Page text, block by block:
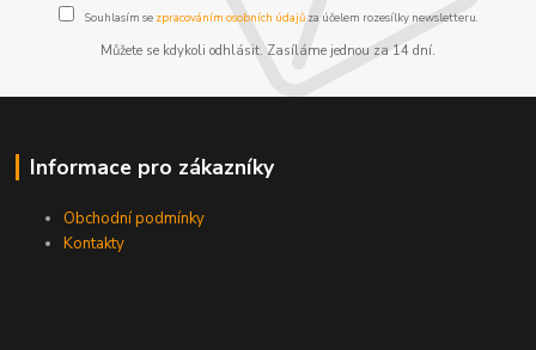
Souhlasím se zpracováním osobních údajůza účelem rozesílky newsletteru.
Můžete se kdykoli odhlásit. Zasíláme jednou za 14 dní.
Informace pro zákazníky
Obchodní podmínky
Kontakty